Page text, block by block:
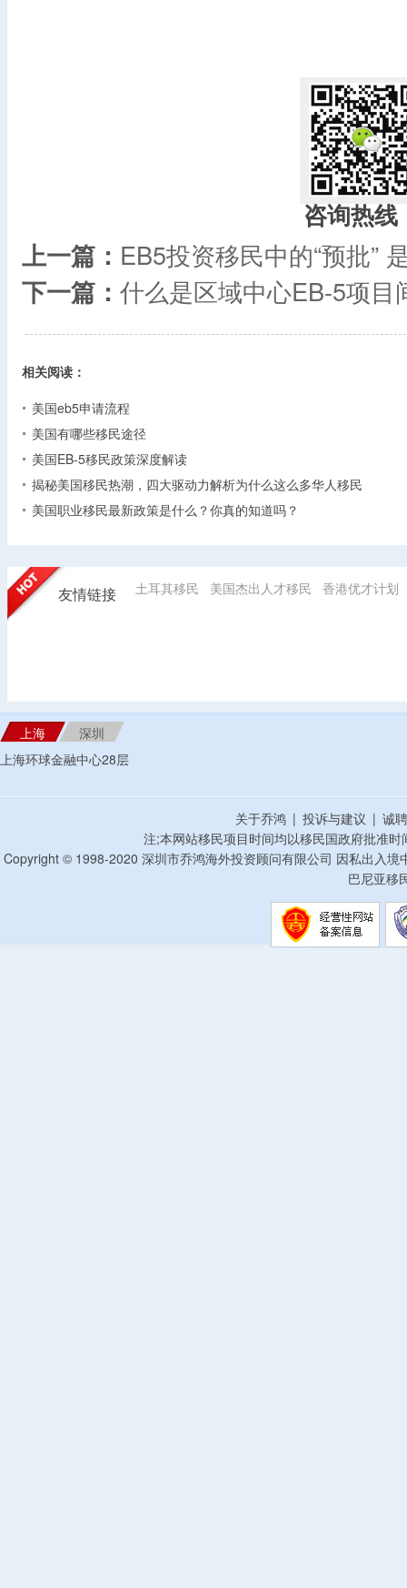
咨询热线
上一篇： EB5投资移民中的“预批”
下一篇： 什么是区域中心EB-5项目
相关阅读：
美国eb5申请流程
美国有哪些移民途径
美国EB-5移民政策深度解读
揭秘美国移民热潮，四大驱动力解析为什么这么多华人移民
美国职业移民最新政策是什么？你真的知道吗？
友情链接 土耳其移民 美国杰出人才移民 香港优才计划
上海
深圳
上海环球金融中心28层
关于乔鸿 | 投诉与建议 | 诚
注;本网站移民项目时间均以移民国政府批准
Copyright © 1998-2020 深圳市乔鸿海外投资顾问有限公司 因私出入
巴尼亚移